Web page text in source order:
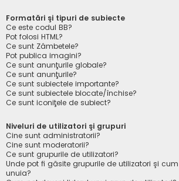
Formatări şi tipuri de subiecte
Ce este codul BB?
Pot folosi HTML?
Ce sunt Zâmbetele?
Pot publica imagini?
Ce sunt anunţurile globale?
Ce sunt anunţurile?
Ce sunt subiectele importante?
Ce sunt subiectele blocate/închise?
Ce sunt iconiţele de subiect?
Niveluri de utilizatori şi grupuri
Cine sunt administratorii?
Cine sunt moderatorii?
Ce sunt grupurile de utilizatori?
Unde pot fi găsite grupurile de utilizatori şi
unuia?